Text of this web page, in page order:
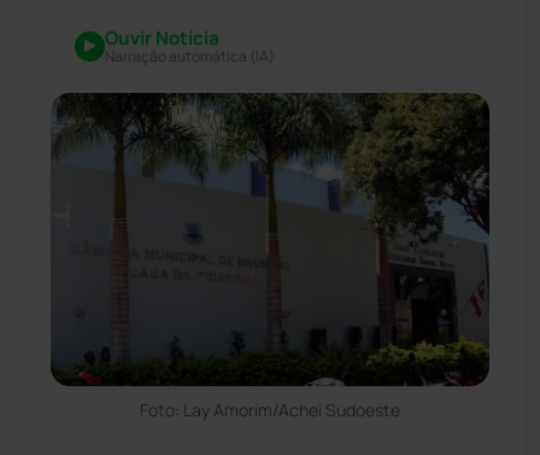
Ouvir Notícia
Narração automática (IA)
Foto: Lay Amorim/Achei Sudoeste